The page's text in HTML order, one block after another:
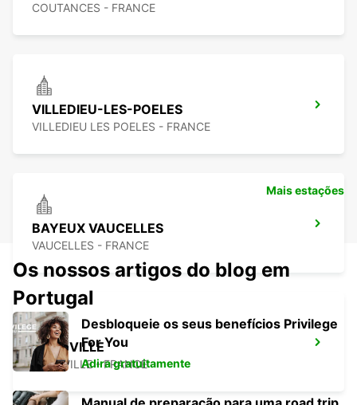
COUTANCES - FRANCE
VILLEDIEU-LES-POELES
VILLEDIEU LES POELES - FRANCE
BAYEUX VAUCELLES
VAUCELLES - FRANCE
GRANVILLE
GRANVILLE - FRANCE
Mais estações
Os nossos artigos do blog em
Portugal
Desbloqueie os seus benefícios Privilege
For You
Adira gratuitamente